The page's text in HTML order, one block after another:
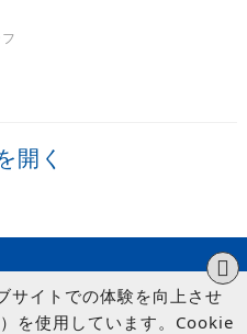
開く
サイトでの体験を向上させ
を使用しています。Cookie